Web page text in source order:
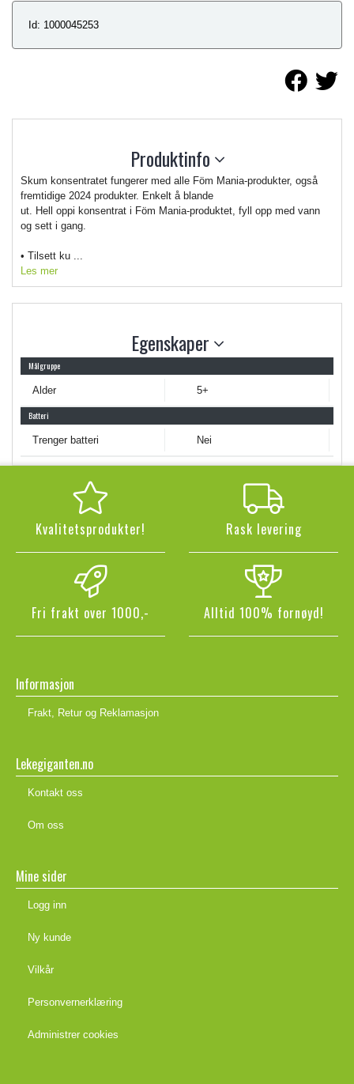
Id: 1000045253
Produktinfo
Skum konsentratet fungerer med alle Föm Mania-produkter, også
fremtidige 2024 produkter. Enkelt å blande
ut. Hell oppi konsentrat i Föm Mania-produktet, fyll opp med vann
og sett i gang.
• Tilsett ku ...
Les mer
Egenskaper
Målgruppe
Alder 5+
Batteri
Trenger batteri Nei
Kvalitetsprodukter! Rask levering
Fri frakt over 1000,- Alltid 100% fornøyd!
Informasjon
Frakt, Retur og Reklamasjon
Lekegiganten.no
Kontakt oss
Om oss
Mine sider
Logg inn
Ny kunde
Vilkår
Personvernerklæring
Administrer cookies